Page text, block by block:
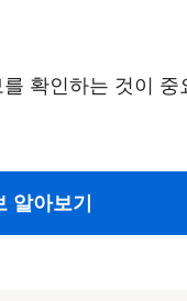
확인하는 것이 중
알아보기